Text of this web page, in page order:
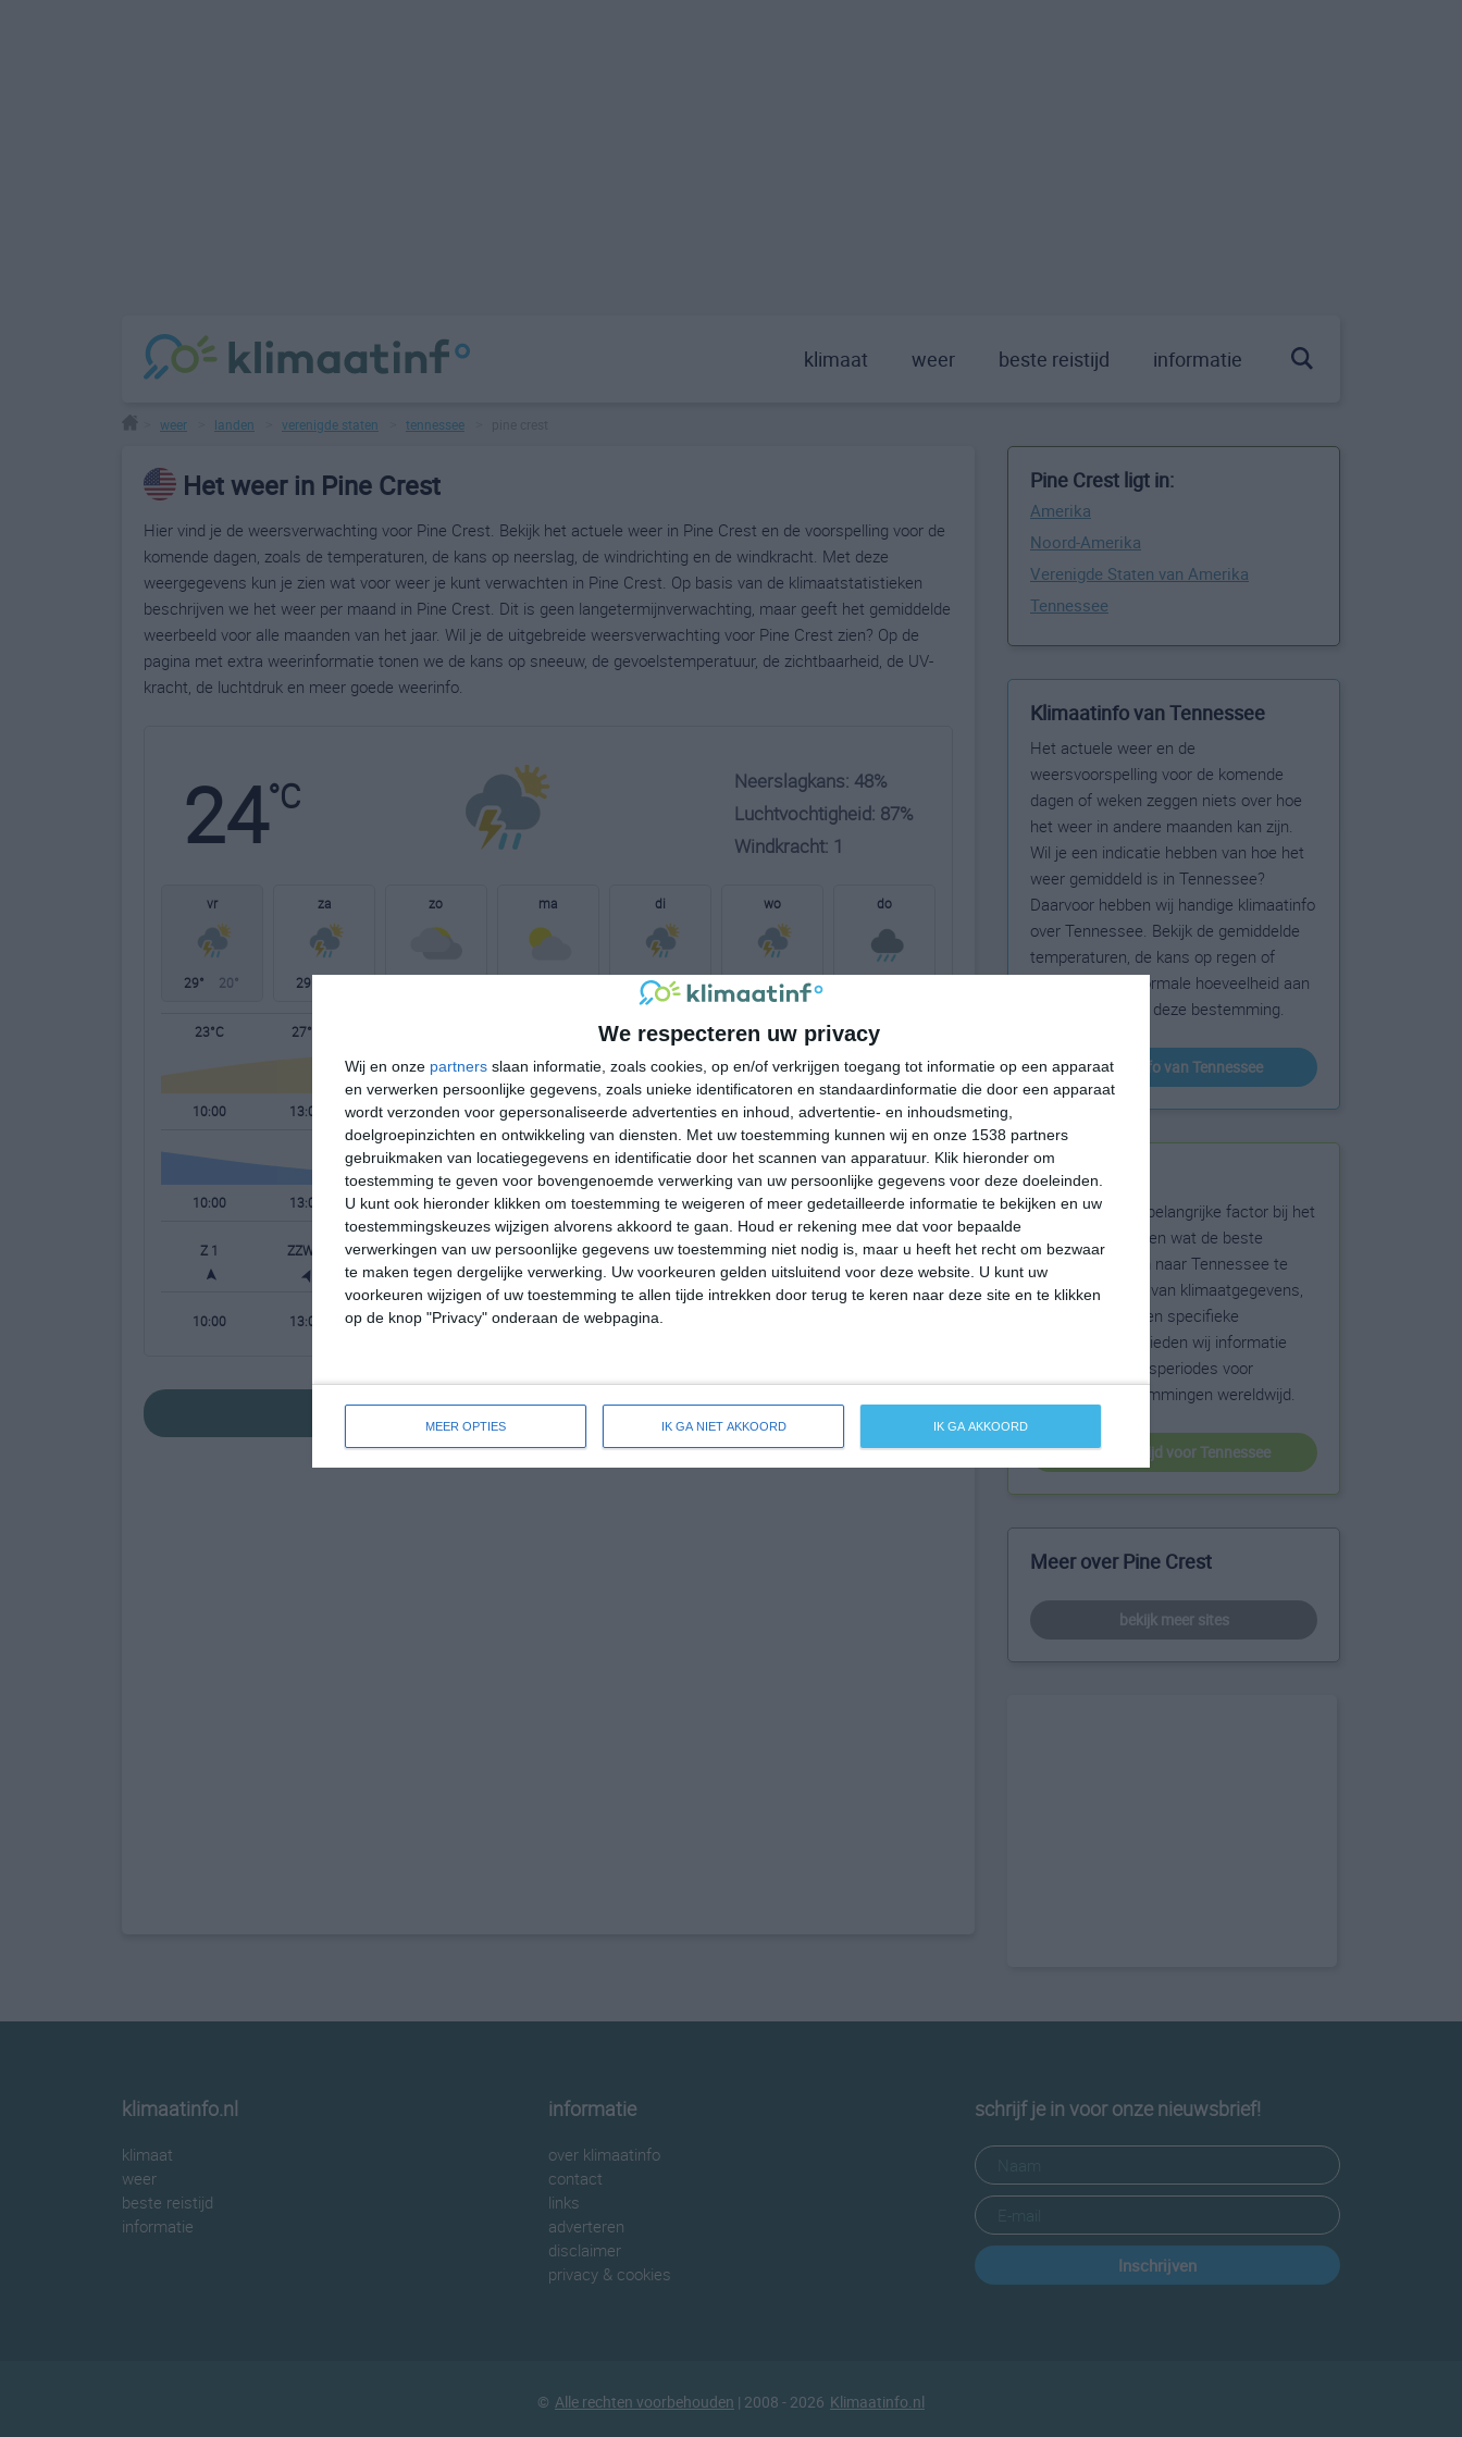
We respecteren uw privacy
Wij en onze partners slaan informatie, zoals cookies, op en/of verkrijgen toegang tot informatie op een apparaat
en verwerken persoonlijke gegevens, zoals unieke identificatoren en standaardinformatie die door een apparaat
wordt verzonden voor gepersonaliseerde advertenties en inhoud, advertentie- en inhoudsmeting,
doelgroepinzichten en ontwikkeling van diensten.
Met uw toestemming kunnen wij en onze 1538 partners
gebruikmaken van locatiegegevens en identificatie door het scannen van apparatuur. Klik hieronder om
toestemming te geven voor bovengenoemde verwerking van uw persoonlijke gegevens voor deze doeleinden.
U kunt ook hieronder klikken om toestemming te weigeren of meer gedetailleerde informatie te bekijken en uw
toestemmingskeuzes wijzigen alvorens akkoord te gaan.
Houd er rekening mee dat voor bepaalde
verwerkingen van uw persoonlijke gegevens uw toestemming niet nodig is, maar u heeft het recht om bezwaar
te maken tegen dergelijke verwerking. Uw voorkeuren gelden uitsluitend voor deze website. U kunt uw
voorkeuren wijzigen of uw toestemming te allen tijde intrekken door terug te keren naar deze site en te klikken
op de knop "Privacy" onderaan de webpagina.
MEER OPTIES IK GA NIET AKKOORD IK GA AKKOORD
klimaat weer beste reistijd informatie
weer landen verenigde staten tennessee
Het weer in Pine Crest
Hier vind je de weersverwachting voor Pine Crest. Bekijk het actuele weer in Pine Crest en de voorspelling voor de
komende dagen, zoals de temperaturen, de kans op neerslag, de windrichting en de windkracht. Met deze
weergegevens kun je zien wat voor weer je kunt verwachten in Pine Crest. Op basis van de klimaatstatistieken
beschrijven we het weer per maand in Pine Crest. Dit is geen langetermijnverwachting, maar geeft het gemiddelde
weerbeeld voor alle maanden van het jaar. Wil je de uitgebreide weersverwachting voor Pine Crest zien? Op de
pagina met extra weerinformatie tonen we de kans op sneeuw, de gevoelstemperatuur, de zichtbaarheid, de UV-
kracht, de luchtdruk en meer goede weerinfo.
24°C
Neerslagkans: 48%
Luchtvochtigheid: 87%
Windkracht: 1
vr
29° 20°
za
29°
zo ma di
30° 21°
wo
21°
do
23°C 27°C 23°C 22°C 21°C 21°C
10:00 13:00 16:00 19:00 22:00 01:00 04:00 07:00
10:00 13:00 16:00 19:00 22:00 01:00 04:00 07:00
Z 1 ZZW 2 ZZW 2 ZZW 1 Z 1 Z 1 Z 1 Z 1
10:00 13:00 16:00 19:00 22:00
bekijk de uitgebreide weersverwachting voor Pine Crest
Pine Crest ligt in:
Amerika
Noord-Amerika
Verenigde Staten van Amerika
Tennessee
Klimaatinfo van Tennessee
Het actuele weer en de
weersvoorspelling voor de komende
dagen of weken zeggen niets over hoe
het weer in andere maanden kan zijn.
Wil je een indicatie hebben van hoe het
weer gemiddeld is in Tennessee?
Daarvoor hebben wij handige klimaatinfo
over Tennessee. Bekijk de gemiddelde
temperaturen, de kans op regen of
sneeuw en de normale hoeveelheid aan
zonneschijn voor deze bestemming.
klimaatinfo van Tennessee
Beste reistijd
Het weer is een belangrijke factor bij het
reizen. Wil je weten wat de beste
maanden zijn om naar Tennessee te
reizen? Op basis van klimaatgegevens,
weersextremen en specifieke
weerinformatie bieden wij informatie
over de beste reisperiodes voor
duizenden bestemmingen wereldwijd.
beste reistijd voor Tennessee
Meer over Pine Crest
bekijk meer sites
klimaatinfo.nl
klimaat
weer
beste reistijd
informatie
informatie
over klimaatinfo
contact
links
adverteren
disclaimer
privacy & cookies
schrijf je in voor onze nieuwsbrief!
Inschrijven
© Alle rechten voorbehouden | 2008 - 2026 Klimaatinfo.nl